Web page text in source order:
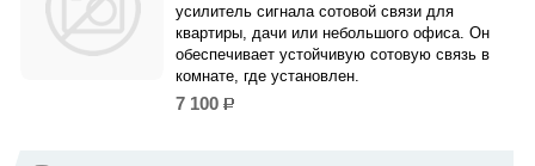
усилитель сигнала сотовой связи для
квартиры, дачи или небольшого офиса. Он
обеспечивает устойчивую сотовую связь в
комнате, где установлен.
7 100 р.